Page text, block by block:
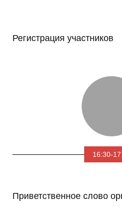
16:30-
Регистрация участников
Приветственное слово